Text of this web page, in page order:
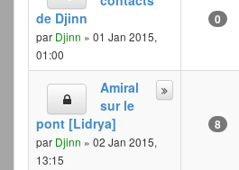
de Djinn
par Djinn » 01 Jan 2015,
01:00
0
Amiral
sur le
pont [Lidrya]
par Djinn » 02 Jan 2015,
13:15
8